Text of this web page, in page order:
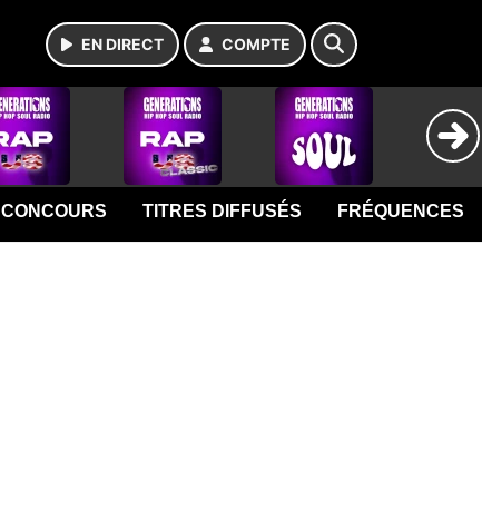
EN DIRECT COMPTE
CONCOURS TITRES DIFFUSÉS FRÉQUENCES